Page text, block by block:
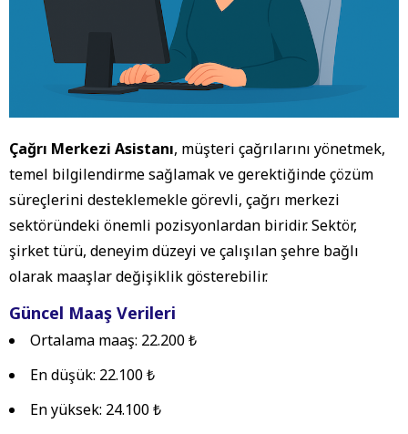
Çağrı Merkezi Asistanı, müşteri çağrılarını yönetmek,
temel bilgilendirme sağlamak ve gerektiğinde çözüm
süreçlerini desteklemekle görevli, çağrı merkezi
sektöründeki önemli pozisyonlardan biridir. Sektör,
şirket türü, deneyim düzeyi ve çalışılan şehre bağlı
olarak maaşlar değişiklik gösterebilir.
Güncel Maaş Verileri
Ortalama maaş: 22.200 ₺
En düşük: 22.100 ₺
En yüksek: 24.100 ₺